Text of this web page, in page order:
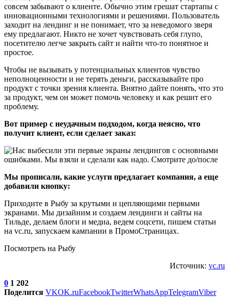
совсем забывают о клиенте. Обычно этим грешат стартапы с
инновационными технологиями и решениями. Пользователь
заходит на лендинг и не понимает, что за неведомого зверя
ему предлагают. Никто не хочет чувствовать себя глупо,
посетителю легче закрыть сайт и найти что-то понятное и
простое.
Чтобы не вызывать у потенциальных клиентов чувство
неполноценности и не терять деньги, рассказывайте про
продукт с точки зрения клиента. Внятно дайте понять, что это
за продукт, чем он может помочь человеку и как решит его
проблему.
Вот пример с неудачным подходом, когда неясно, что
получит клиент, если сделает заказ:
Мы прописали, какие услуги предлагает компания, а еще
добавили кнопку:
Приходите в Рыбу за крутыми и цепляющими первыми
экранами. Мы дизайним и создаем лендинги и сайты на
Тильде, делаем блоги и медиа, ведем соцсети, пишем статьи
на vc.ru, запускаем кампании в ПромоСтраницах.
Посмотреть на Рыбу
Источник: vc.ru
0 1 202
Поделится VKOK.ruFacebookTwitterWhatsAppTelegramViber